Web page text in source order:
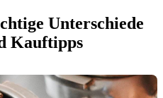
Unterschiede
Kauftipps